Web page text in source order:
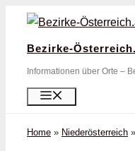
Zum
springen
Bezirke-
Informationen über Orte –
Home » Niederösterreich »